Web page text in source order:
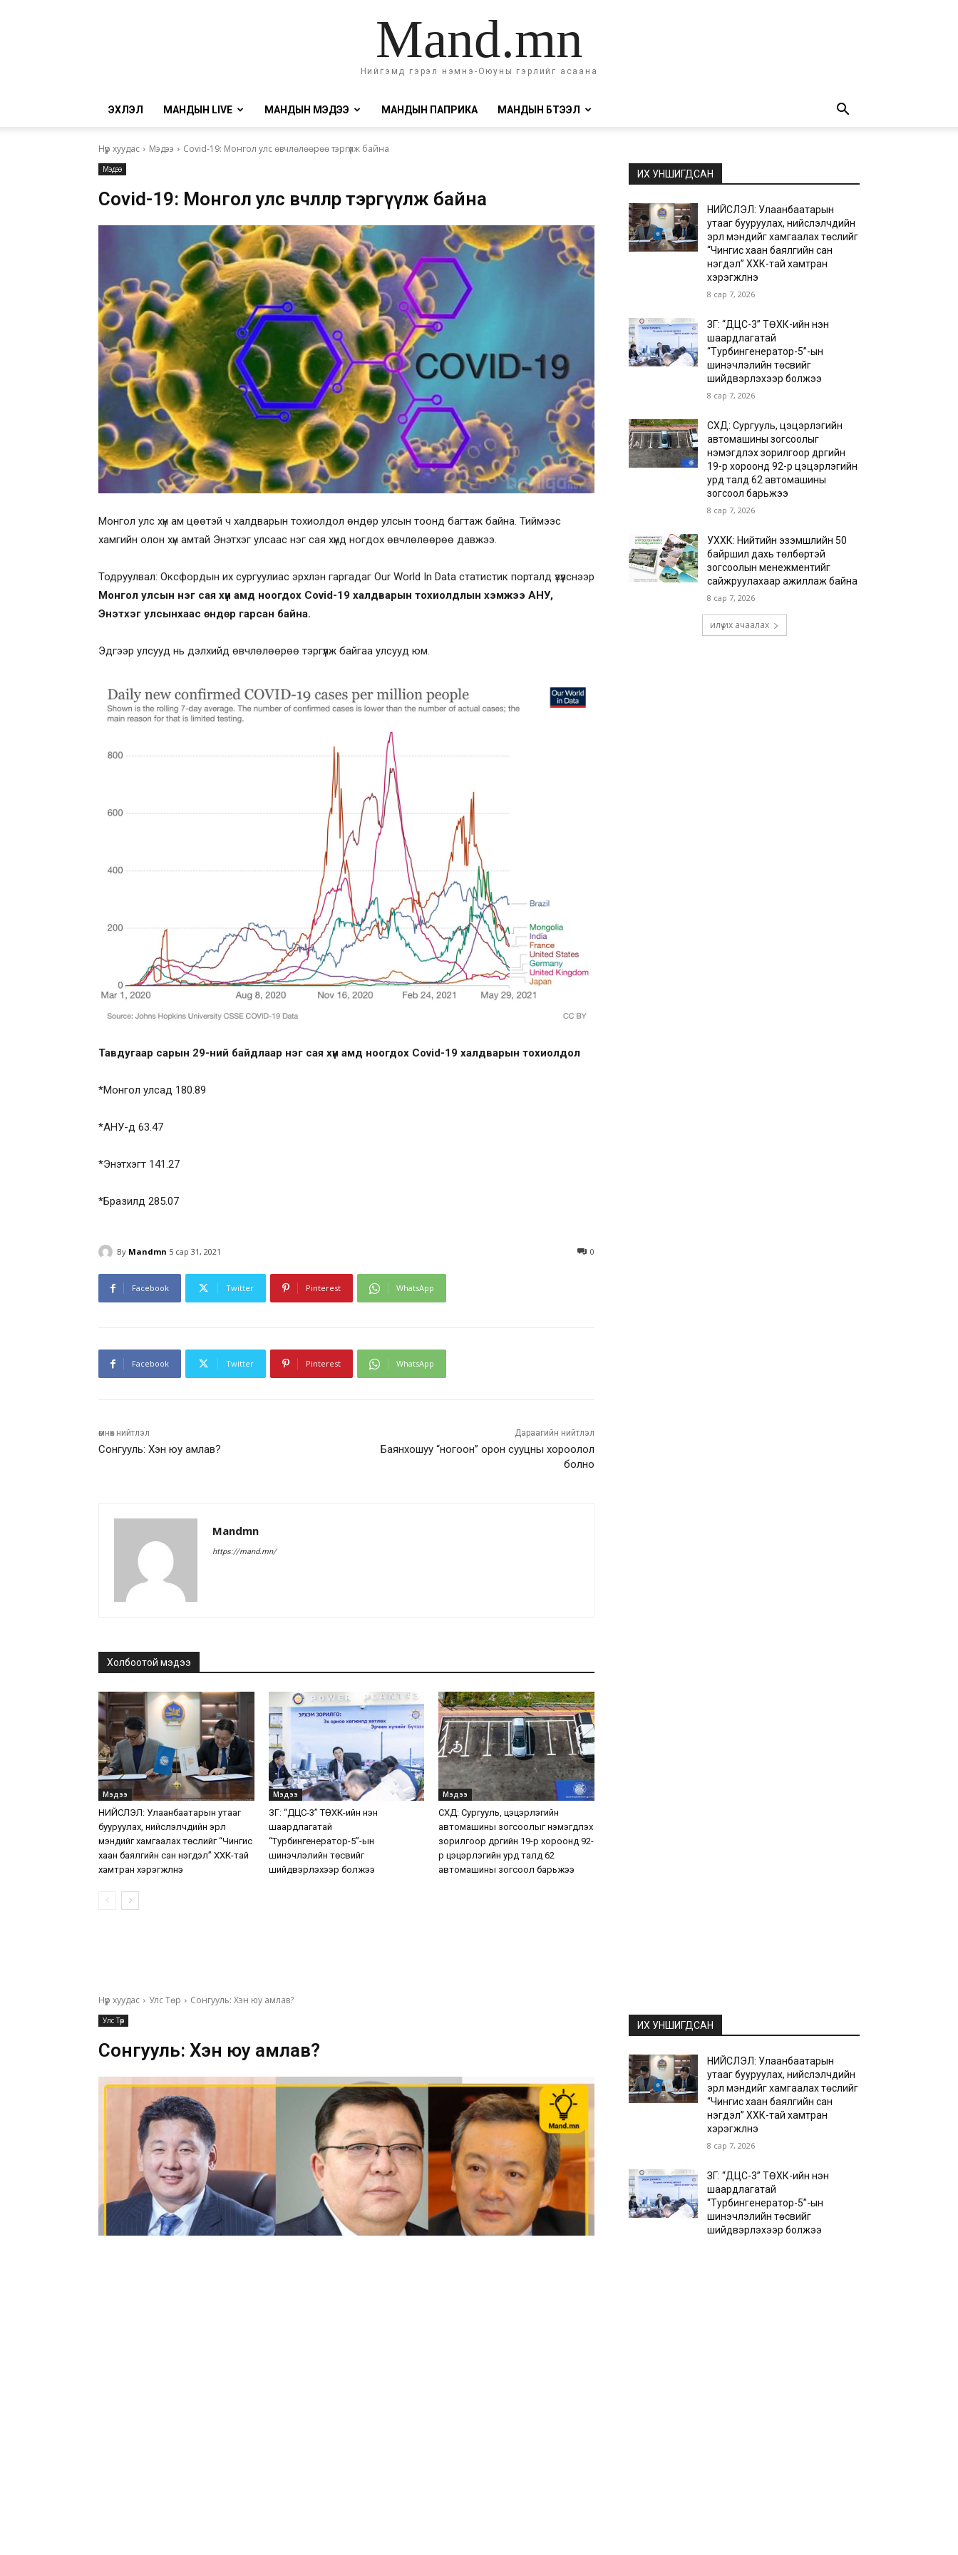
Mand.mn
Нийгэмд гэрэл нэмнэ-Оюуны гэрлийг асаана
ЭХЛЭЛ МАНДЫН LIVE МАНДЫН МЭДЭЭ МАНДЫН ПАПРИКА МАНДЫН БҮТЭЭЛ
Нүүр хуудас Мэдээ Covid-19: Монгол улс өвчлөлөөрөө тэргүүлж байна
Мэдээ
Covid-19: Монгол улс өвчлөлөөрөө тэргүүлж байна
Монгол улс хүн ам цөөтэй ч халдварын тохиолдол өндөр улсын тоонд багтаж байна. Тиймээс
хамгийн олон хүн амтай Энэтхэг улсаас нэг сая хүнд ногдох өвчлөлөөрөө давжээ.
Тодруулвал: Оксфордын их сургуулиас эрхлэн гаргадаг Our World In Data статистик порталд үзүүлснээр
Монгол улсын нэг сая хүн амд ноогдох Covid-19 халдварын тохиолдлын хэмжээ АНУ,
Энэтхэг улсынхаас өндөр гарсан байна.
Эдгээр улсууд нь дэлхийд өвчлөлөөрөө тэргүүлж байгаа улсууд юм.
Тавдугаар сарын 29-ний байдлаар нэг сая хүн амд ноогдох Covid-19 халдварын тохиолдол
*Монгол улсад 180.89
*АНУ-д 63.47
*Энэтхэгт 141.27
*Бразилд 285.07
By Mandmn 5 сар 31, 2021 0
Facebook Twitter Pinterest WhatsApp
Facebook Twitter Pinterest WhatsApp
өмнөх нийтлэл
Сонгууль: Хэн юу амлав?
Дараагийн нийтлэл
Баянхошуу “ногоон” орон сууцны хороолол
болно
Mandmn
https://mand.mn/
Холбоотой мэдээ
Мэдээ
НИЙСЛЭЛ: Улаанбаатарын утааг
бууруулах, нийслэлчүүдийн эрүүл
мэндийг хамгаалах төслийг “Чингис
хаан баялгийн сан нэгдэл” ХХК-тай
хамтран хэрэгжүүлнэ
Мэдээ
ЗГ: “ДЦС-3” ТӨХК-ийн нэн
шаардлагатай
“Турбингенератор-5”-ын
шинэчлэлийн төсвийг
шийдвэрлэхээр болжээ
Мэдээ
СХД: Сургууль, цэцэрлэгийн
автомашины зогсоолыг нэмэгдүүлэх
зорилгоор дүүргийн 19-р хороонд 92-
р цэцэрлэгийн урд талд 62
автомашины зогсоол барьжээ
ИХ УНШИГДСАН
НИЙСЛЭЛ: Улаанбаатарын
утааг бууруулах, нийслэлчүүдийн
эрүүл мэндийг хамгаалах төслийг
“Чингис хаан баялгийн сан
нэгдэл” ХХК-тай хамтран
хэрэгжүүлнэ
8 сар 7, 2026
ЗГ: “ДЦС-3” ТӨХК-ийн нэн
шаардлагатай
“Турбингенератор-5”-ын
шинэчлэлийн төсвийг
шийдвэрлэхээр болжээ
8 сар 7, 2026
СХД: Сургууль, цэцэрлэгийн
автомашины зогсоолыг
нэмэгдүүлэх зорилгоор дүүргийн
19-р хороонд 92-р цэцэрлэгийн
урд талд 62 автомашины
зогсоол барьжээ
8 сар 7, 2026
УХХК: Нийтийн эзэмшлийн 50
байршил дахь төлбөртэй
зогсоолын менежментийг
сайжруулахаар ажиллаж байна
8 сар 7, 2026
илүү их ачаалах